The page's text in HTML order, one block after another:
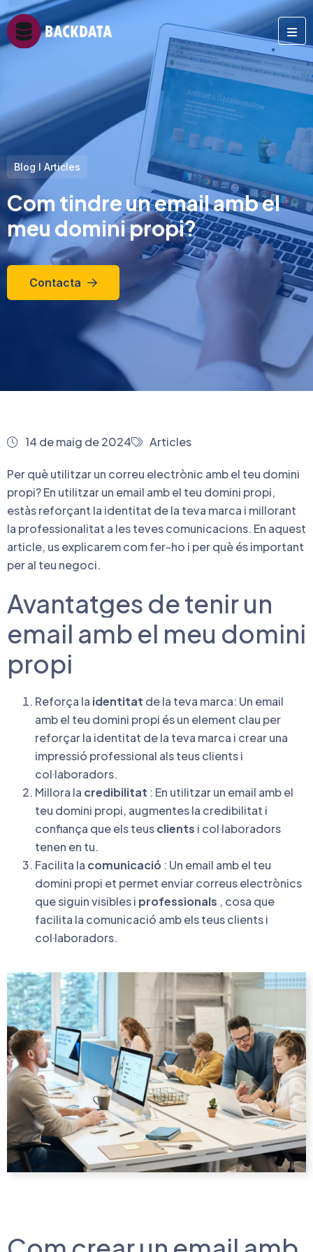
Blog I Articles
Com tindre un email amb el
meu domini propi?
Contacta
14 de maig de 2024 Articles
Per què utilitzar un correu electrònic amb el teu domini
propi? En utilitzar un email amb el teu domini propi,
estàs reforçant la identitat de la teva marca i millorant
la professionalitat a les teves comunicacions. En aquest
article, us explicarem com fer-ho i per què és important
per al teu negoci.
Avantatges de tenir un
email amb el meu domini
propi
Reforça la identitat de la teva marca: Un email
amb el teu domini propi és un element clau per
reforçar la identitat de la teva marca i crear una
impressió professional als teus clients i
col·laboradors.
Millora la credibilitat : En utilitzar un email amb el
teu domini propi, augmentes la credibilitat i
confiança que els teusclients i col·laboradors
tenen en tu.
Facilita la comunicació : Un email amb el teu
domini propi et permet enviar correus electrònics
que siguin visibles i professionals , cosa que
facilita la comunicació amb els teus clients i
col·laboradors.